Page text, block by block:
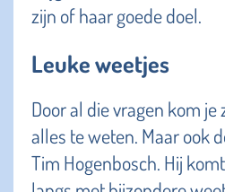
zijn of haar goede doel.
Leuke weetjes
Door al die vragen kom
alles te weten. Maar ook
Tim Hogenbosch. Hij